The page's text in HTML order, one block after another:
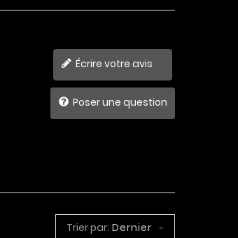
Écrire votre avis
Poser une question
Trier par: Dernier